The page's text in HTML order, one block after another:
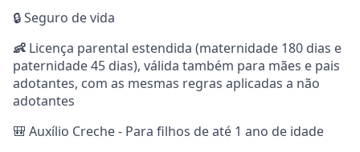
🔒 Seguro de vida
👶 Licença parental estendida (maternidade 180 dias e
paternidade 45 dias), válida também para mães e pais
adotantes, com as mesmas regras aplicadas a não
adotantes
🎒 Auxílio Creche - Para filhos de até 1 ano de idade